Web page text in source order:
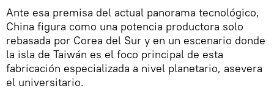
Ante esa premisa del actual panorama tecnológico,
China figura como una potencia productora solo
rebasada por Corea del Sur y en un escenario donde
la isla de Taiwán es el foco principal de esta
fabricación especializada a nivel planetario, asevera
el universitario.